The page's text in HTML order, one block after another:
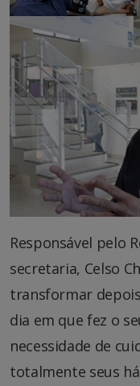
Responsável pelo
secretaria, Celso
transformar
dia em que fez o
necessidade de
totalmente seus